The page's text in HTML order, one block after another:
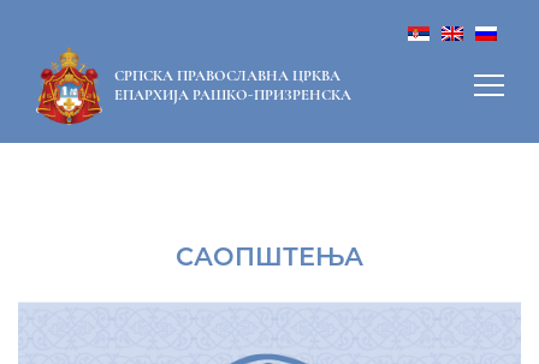
СРПСКА ПРАВОСЛАВНА ЦРКВА
ЕПАРХИЈА РАШКО-ПРИЗРЕНСКА
САОПШТЕЊА